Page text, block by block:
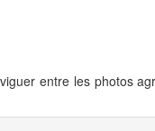
entre les photos